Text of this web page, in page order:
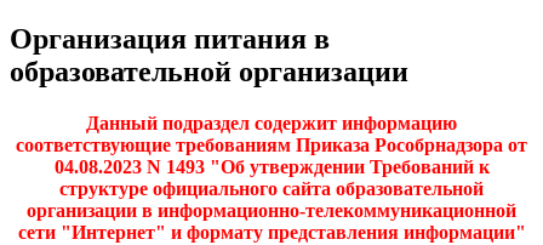
Организация питания в
образовательной организации
Данный подраздел содержит информацию
соответствующие требованиям Приказа Рособрнадзора от
04.08.2023 N 1493 "Об утверждении Требований к
структуре официального сайта образовательной
организации в информационно-телекоммуникационной
сети "Интернет" и формату представления информации"